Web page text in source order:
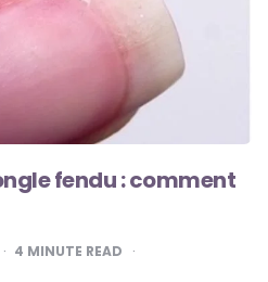
fendu : comment
4 MINUTE READ